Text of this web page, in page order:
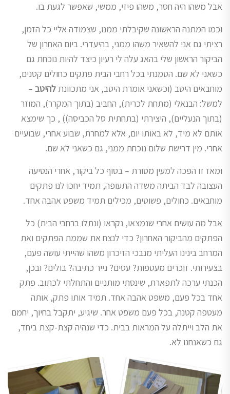
אבל משהו היה חסר, משהו פיזי, ממשי, שאפשר לגעת בו.
וכמו המתנה הראשונה שקיבלתי ממנו, שצמודה אליי כל הזמן,
רציתי גם אני להשאיר משהו ממני, בהיעדרי. ביום האחרון של
הביקור הראשון שלי בהאג עלה לי רעיון כיצד להיות נוכחת גם
כשאני לא שם. הטמנתי בכל רחבי הבית פתקים כחולים קטנים,
מוחבאים היטב (וכשאני אומרת היטב, אני מתכוונת להיטב –
למשל: הבנאלי (מתחת לכרית), החביב (בתוך המקרר), המוזר
(בתוך הנעליים), היצירתי (בתחתית סל הכביסה)) , כך שימצא
אותם לא מיד, לא באותו יום, אלא למחרת, שבוע אחרי, שבועיים
אחרי. מין דרישת שלום נוכחת ממני, גם כשאני לא שם.
ומאז זו הפכה למעין מסורת – בסוף כל ביקור, אחרי הנסיעה
העצובה לבד הביתה משדה התעופה, תמיד יחכו לנו פתקים
מוחבאים. כחולים, פשוטים, מכילים תמיד משפט אהבה אחד.
אבל מה עושים אחרי שנמצאו, נקראו (ונתלו ברחבי הבית) כל
הפתקים מהביקור האחרון? כדי לנצח את שממת הפתקים ואת
המרחב בינינו העליתי מנבכי הזיכרון משהו שהייתי עושה פעם,
בצעירותי. זוכרים מעטפות? עטים? נייר כתיבה? בולים? ובכן,
הכנתי ערכה לתפארת, שינסתי מותניים והתחלתי לכתוב. פתק
אחד בכל פעם, משפט אהבה אחד. תמיד אותו פתק, אותה
מעטפה קטנה, בכל פעם משפט אחר. שיגיע, יתקבל בחיוך, יחמם
את הלב וייתלה על המראות בבית. כדי שנהיה קצת-קצת ביחד,
גם כשאנחנו לא.